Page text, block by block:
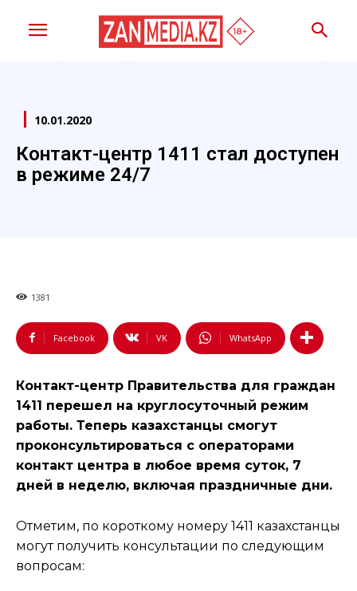
10.01.2020
Контакт-центр 1411 стал доступен
в режиме 24/7
1381
Facebook VK WhatsApp
Контакт-центр Правительства для граждан
1411 перешел на круглосуточный режим
работы. Теперь казахстанцы смогут
проконсультироваться с операторами
контакт центра в любое время суток, 7
дней в неделю, включая праздничные дни.
Отметим, по короткому номеру 1411 казахстанцы
могут получить консультации по следующим
вопросам: